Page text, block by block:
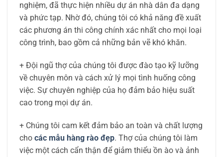
nghiệm, đã thực hiện nhiều dự án nhà dân đa dạng
và phức tạp. Nhờ đó, chúng tôi có khả năng đề xuất
các phương án thi công chính xác nhất cho mọi loại
công trình, bao gồm cả những bản vẽ khó khăn.
+ Đội ngũ thợ của chúng tôi được đào tạo kỹ lưỡng
về chuyên môn và cách xử lý mọi tình huống công
việc. Sự chuyên nghiệp của họ đảm bảo hiệu suất
cao trong mọi dự án.
+ Chúng tôi cam kết đảm bảo an toàn và chất lượng
cho các mẫu hàng rào đẹp. Thợ của chúng tôi làm
việc một cách cẩn thận để giảm thiểu ồn ào và ảnh